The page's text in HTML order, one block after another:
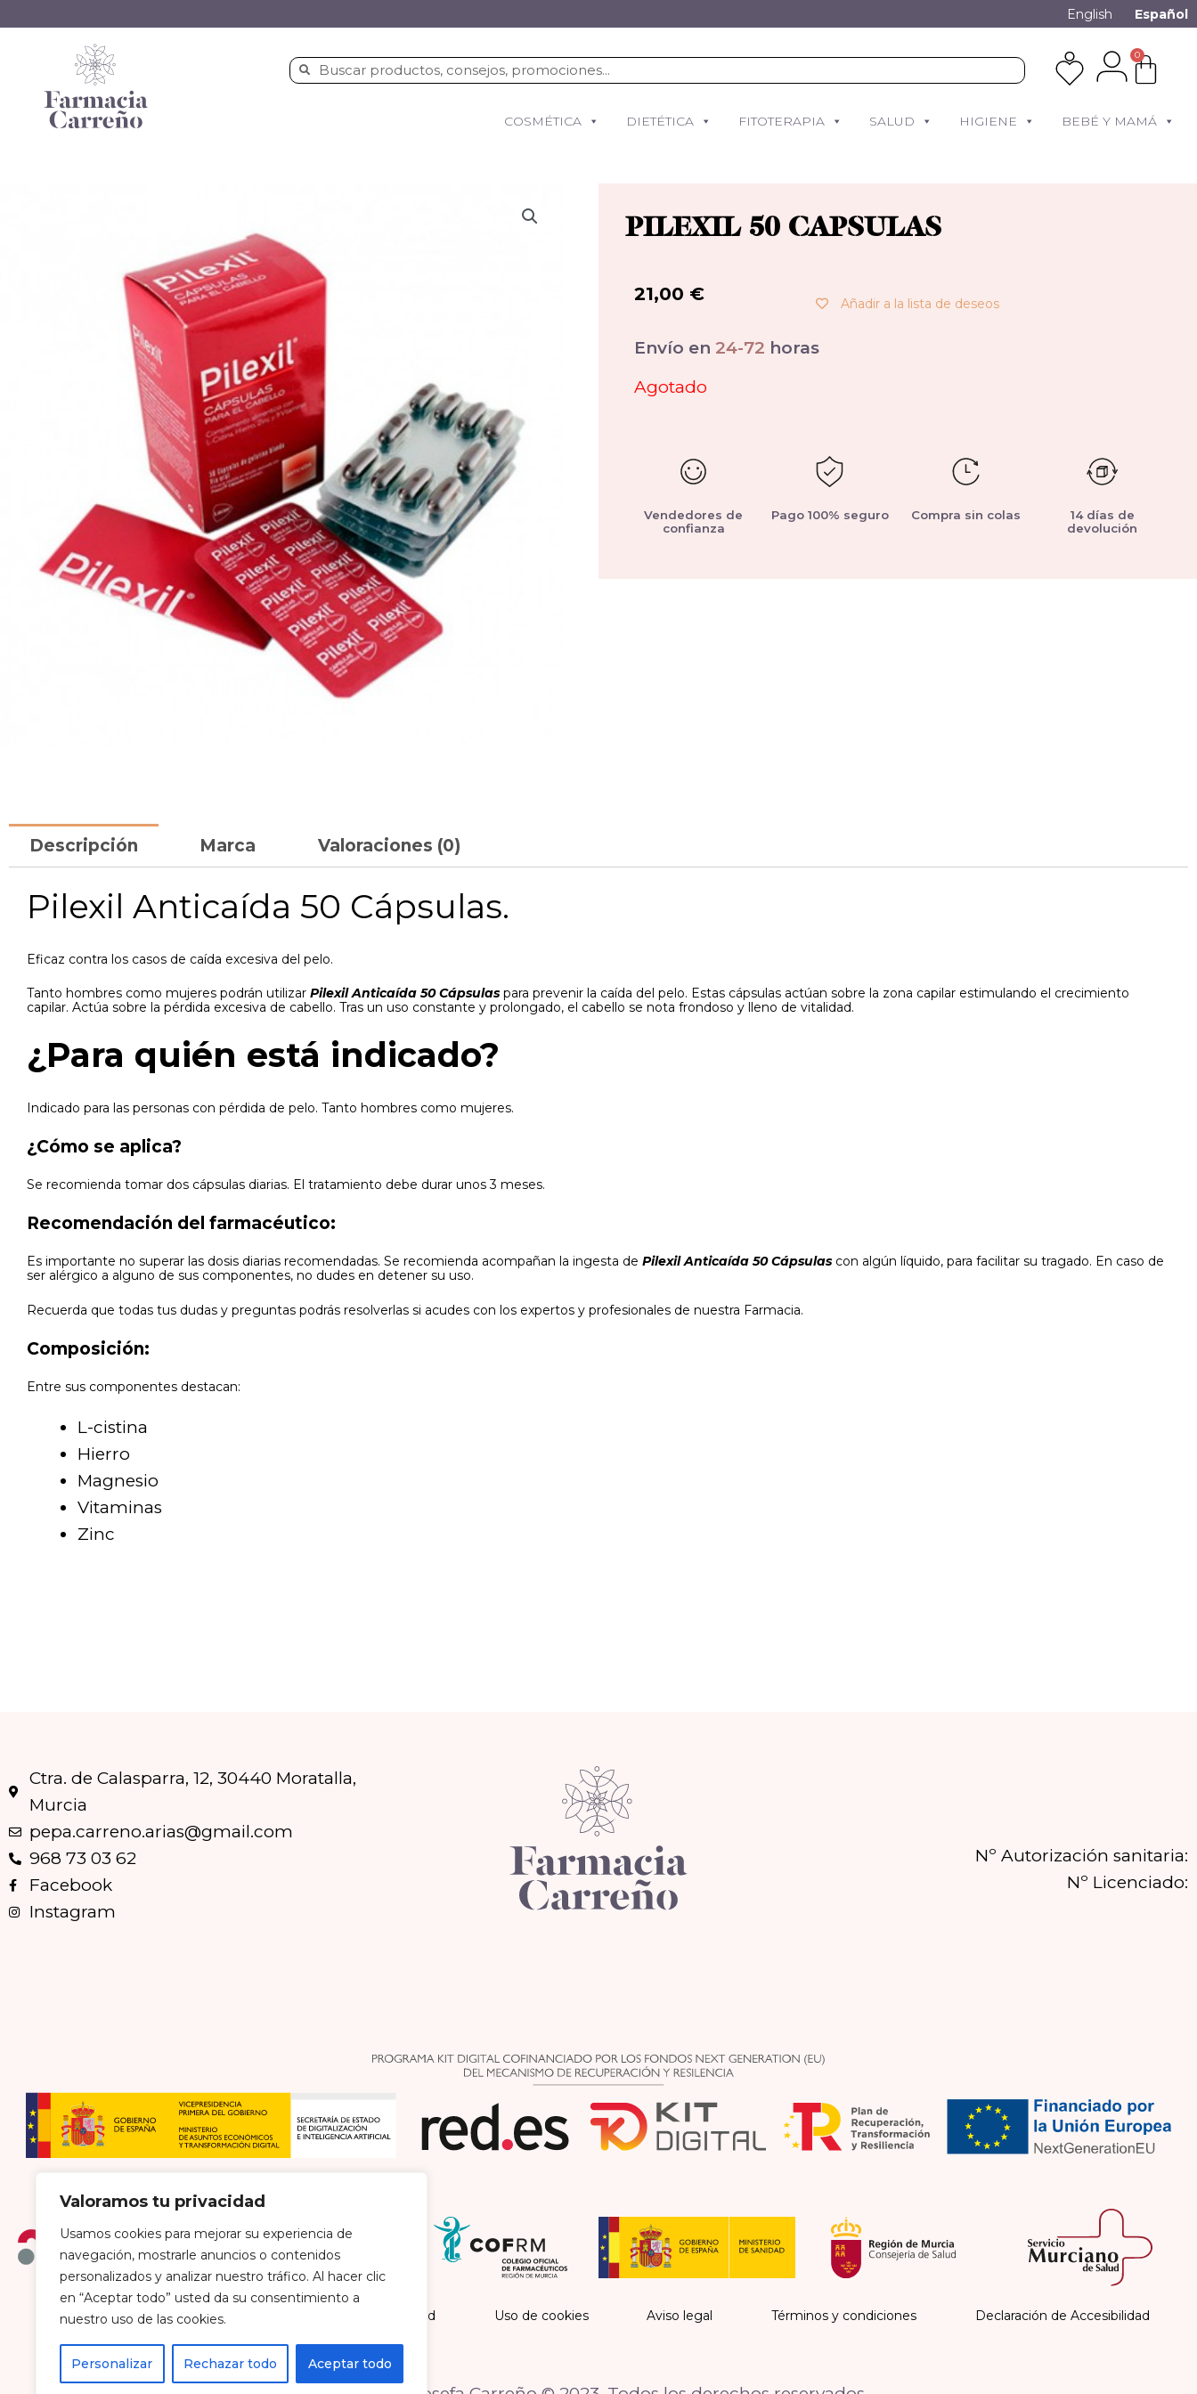
Valoramos tu privacidad
Usamos cookies para mejorar su experiencia de
navegación, mostrarle anuncios o contenidos
personalizados y analizar nuestro tráfico. Al hacer clic
en “Aceptar todo” usted da su consentimiento a
nuestro uso de las cookies.
Personalizar Rechazar todo Aceptar todo
English Español
0
COSMÉTICA DIETÉTICA FITOTERAPIA SALUD HIGIENE BEBÉ Y MAMÁ
PILEXIL 50 CAPSULAS
21,00 € Añadir a la lista de deseos
Envío en 24-72 horas
Agotado
Vendedores de
confianza
Pago 100% seguro Compra sin colas
14 días de
devolución
Descripción Marca Valoraciones (0)
Pilexil Anticaída 50 Cápsulas.
Eficaz contra los casos de caída excesiva del pelo.
Tanto hombres como mujeres podrán utilizar Pilexil Anticaída 50 Cápsulas para prevenir la caída del pelo. Estas cápsulas actúan sobre la zona capilar estimulando el crecimiento
capilar. Actúa sobre la pérdida excesiva de cabello. Tras un uso constante y prolongado, el cabello se nota frondoso y lleno de vitalidad.
¿Para quién está indicado?
Indicado para las personas con pérdida de pelo. Tanto hombres como mujeres.
¿Cómo se aplica?
Se recomienda tomar dos cápsulas diarias. El tratamiento debe durar unos 3 meses.
Recomendación del farmacéutico:
Es importante no superar las dosis diarias recomendadas. Se recomienda acompañan la ingesta de Pilexil Anticaída 50 Cápsulas con algún líquido, para facilitar su tragado. En caso de
ser alérgico a alguno de sus componentes, no dudes en detener su uso.
Recuerda que todas tus dudas y preguntas podrás resolverlas si acudes con los expertos y profesionales de nuestra Farmacia.
Composición:
Entre sus componentes destacan:
L-cistina
Hierro
Magnesio
Vitaminas
Zinc
Ctra. de Calasparra, 12, 30440 Moratalla,
Murcia
pepa.carreno.arias@gmail.com
968 73 03 62
Facebook
Instagram
Nº Autorización sanitaria:
Nº Licenciado:
Política de envío y devoluciones Política de privacidad Uso de cookies Aviso legal Términos y condiciones Declaración de Accesibilidad